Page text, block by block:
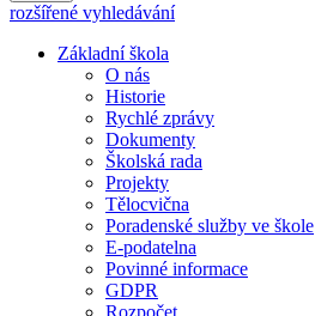
rozšířené vyhledávání
Základní škola
O nás
Historie
Rychlé zprávy
Dokumenty
Školská rada
Projekty
Tělocvična
Poradenské služby ve škole
E-podatelna
Povinné informace
GDPR
Rozpočet